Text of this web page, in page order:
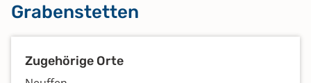
Grabenstetten
Zugehörige Orte